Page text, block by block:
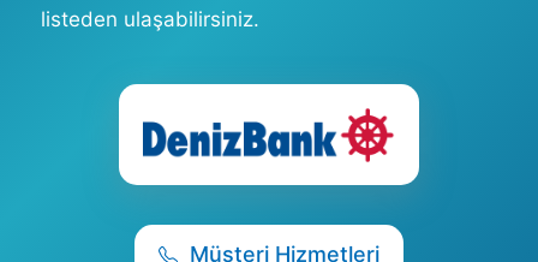
listeden ulaşabilirsiniz.
Müşteri Hizmetleri